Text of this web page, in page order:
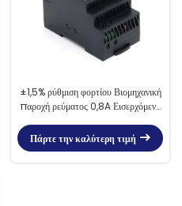
±1,5% ρύθμιση φορτίου Βιομηχανική
παροχή ρεύματος 0,8A Εισερχόμενο
Πάρτε την καλύτερη τιμή